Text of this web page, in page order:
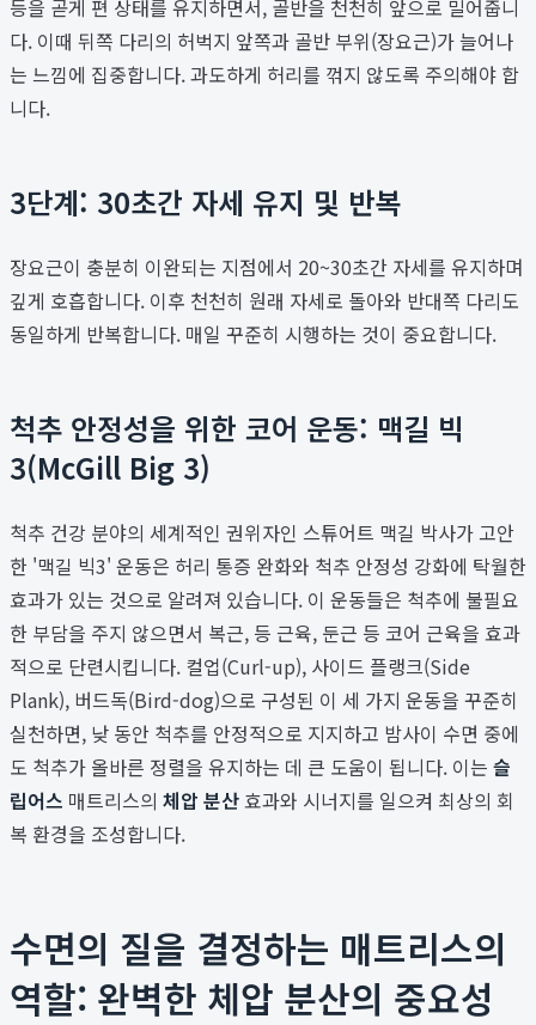
등을 곧게 편 상태를 유지하면서, 골반을 천천히 앞으로 밀어줍니
다. 이때 뒤쪽 다리의 허벅지 앞쪽과 골반 부위(장요근)가 늘어나
는 느낌에 집중합니다. 과도하게 허리를 꺾지 않도록 주의해야 합
니다.
3단계: 30초간 자세 유지 및 반복
장요근이 충분히 이완되는 지점에서 20~30초간 자세를 유지하며
깊게 호흡합니다. 이후 천천히 원래 자세로 돌아와 반대쪽 다리도
동일하게 반복합니다. 매일 꾸준히 시행하는 것이 중요합니다.
척추 안정성을 위한 코어 운동: 맥길 빅
3(McGill Big 3)
척추 건강 분야의 세계적인 권위자인 스튜어트 맥길 박사가 고안
한 '맥길 빅3' 운동은 허리 통증 완화와 척추 안정성 강화에 탁월한
효과가 있는 것으로 알려져 있습니다. 이 운동들은 척추에 불필요
한 부담을 주지 않으면서 복근, 등 근육, 둔근 등 코어 근육을 효과
적으로 단련시킵니다. 컬업(Curl-up), 사이드 플랭크(Side
Plank), 버드독(Bird-dog)으로 구성된 이 세 가지 운동을 꾸준히
실천하면, 낮 동안 척추를 안정적으로 지지하고 밤사이 수면 중에
도 척추가 올바른 정렬을 유지하는 데 큰 도움이 됩니다. 이는 슬
립어스 매트리스의 체압 분산효과와 시너지를 일으켜 최상의 회
복 환경을 조성합니다.
수면의 질을 결정하는 매트리스의
역할: 완벽한 체압 분산의 중요성